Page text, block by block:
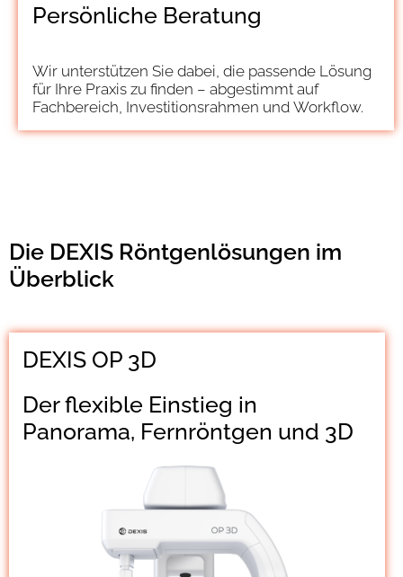
Persönliche Beratung
Wir unterstützen Sie dabei, die passende Lösung
für Ihre Praxis zu finden – abgestimmt auf
Fachbereich, Investitionsrahmen und Workflow.
Die DEXIS Röntgenlösungen im
Überblick
DEXIS OP 3D
Der flexible Einstieg in
Panorama, Fernröntgen und 3D